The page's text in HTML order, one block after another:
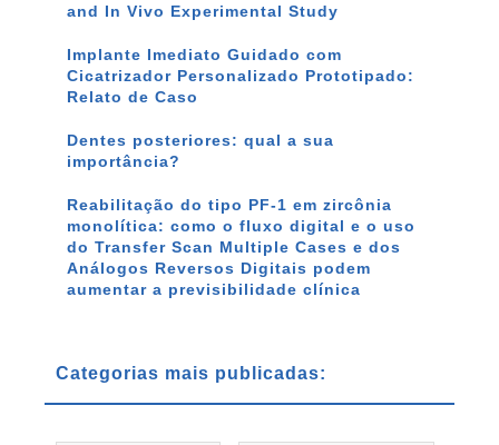
and In Vivo Experimental Study
Implante Imediato Guidado com
Cicatrizador Personalizado Prototipado:
Relato de Caso
Dentes posteriores: qual a sua
importância?
Reabilitação do tipo PF-1 em zircônia
monolítica: como o fluxo digital e o uso
do Transfer Scan Multiple Cases e dos
Análogos Reversos Digitais podem
aumentar a previsibilidade clínica
Categorias mais publicadas: